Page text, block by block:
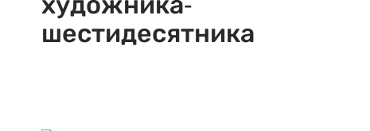
шестидесятника